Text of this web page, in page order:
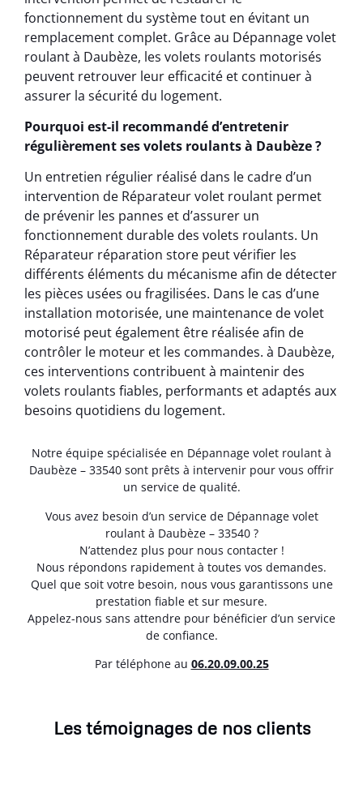
fonctionnement du système tout en évitant un
remplacement complet. Grâce au Dépannage volet
roulant à Daubèze, les volets roulants motorisés
peuvent retrouver leur efficacité et continuer à
assurer la sécurité du logement.
Pourquoi est-il recommandé d’entretenir
régulièrement ses volets roulants à Daubèze ?
Un entretien régulier réalisé dans le cadre d’un
intervention de Réparateur volet roulant permet
de prévenir les pannes et d’assurer un
fonctionnement durable des volets roulants. Un
Réparateur réparation store peut vérifier les
différents éléments du mécanisme afin de détecter
les pièces usées ou fragilisées. Dans le cas d’une
installation motorisée, une maintenance de volet
motorisé peut également être réalisée afin de
contrôler le moteur et les commandes. à Daubèze,
ces interventions contribuent à maintenir des
volets roulants fiables, performants et adaptés aux
besoins quotidiens du logement.
Notre équipe spécialisée en Dépannage volet roulant à
Daubèze – 33540 sont prêts à intervenir pour vous offrir
un service de qualité.
Vous avez besoin d’un service de Dépannage volet
roulant à Daubèze – 33540 ?
N’attendez plus pour nous contacter !
Nous répondons rapidement à toutes vos demandes.
Quel que soit votre besoin, nous vous garantissons une
prestation fiable et sur mesure.
Appelez-nous sans attendre pour bénéficier d’un service
de confiance.
Par téléphone au 06.20.09.00.25
Les témoignages de nos clients